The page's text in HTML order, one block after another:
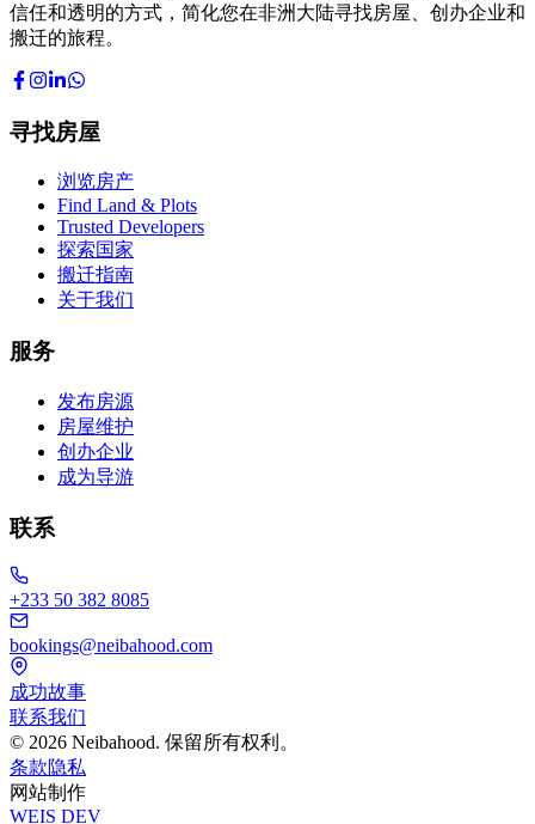
信任和透明的方式，简化您在非洲大陆寻找房屋、创办企业和
搬迁的旅程。
寻找房屋
浏览房产
Find Land & Plots
Trusted Developers
探索国家
搬迁指南
关于我们
服务
发布房源
房屋维护
创办企业
成为导游
联系
+233 50 382 8085
bookings@neibahood.com
成功故事
联系我们
© 2026 Neibahood. 保留所有权利。
条款隐私
网站制作
WEIS DEV